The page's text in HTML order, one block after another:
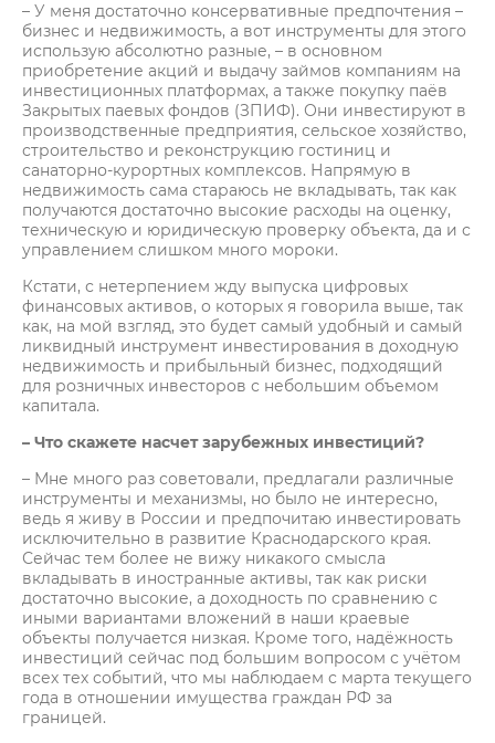
– У меня достаточно консервативные предпочтения –
бизнес и недвижимость, а вот инструменты для этого
использую абсолютно разные, – в основном
приобретение акций и выдачу займов компаниям на
инвестиционных платформах, а также покупку паёв
Закрытых паевых фондов (ЗПИФ). Они инвестируют в
производственные предприятия, сельское хозяйство,
строительство и реконструкцию гостиниц и
санаторно-курортных комплексов. Напрямую в
недвижимость сама стараюсь не вкладывать, так как
получаются достаточно высокие расходы на оценку,
техническую и юридическую проверку объекта, да и с
управлением слишком много мороки.
Кстати, с нетерпением жду выпуска цифровых
финансовых активов, о которых я говорила выше, так
как, на мой взгляд, это будет самый удобный и самый
ликвидный инструмент инвестирования в доходную
недвижимость и прибыльный бизнес, подходящий
для розничных инвесторов с небольшим объемом
капитала.
– Что скажете насчет зарубежных инвестиций?
– Мне много раз советовали, предлагали различные
инструменты и механизмы, но было не интересно,
ведь я живу в России и предпочитаю инвестировать
исключительно в развитие Краснодарского края.
Сейчас тем более не вижу никакого смысла
вкладывать в иностранные активы, так как риски
достаточно высокие, а доходность по сравнению с
иными вариантами вложений в наши краевые
объекты получается низкая. Кроме того, надёжность
инвестиций сейчас под большим вопросом с учётом
всех тех событий, что мы наблюдаем с марта текущего
года в отношении имущества граждан РФ за
границей.